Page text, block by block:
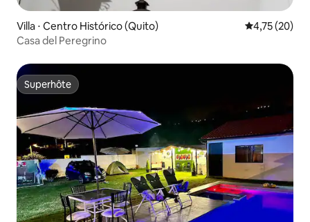
Villa ⋅ Centro Histórico (Quito) Évaluation
4,75 (20)
Casa del Peregrino
Superhôte
Superhôte